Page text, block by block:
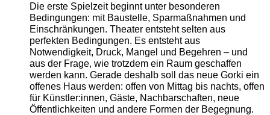
Die erste Spielzeit beginnt unter besonderen
Bedingungen: mit Baustelle, Sparmaßnahmen und
Einschränkungen. Theater entsteht selten aus
perfekten Bedingungen. Es entsteht aus
Notwendigkeit, Druck, Mangel und Begehren – und
aus der Frage, wie trotzdem ein Raum geschaffen
werden kann. Gerade deshalb soll das neue Gorki ein
offenes Haus werden: offen von Mittag bis nachts, offen
für Künstler:innen, Gäste, Nachbarschaften, neue
Öffentlichkeiten und andere Formen der Begegnung.